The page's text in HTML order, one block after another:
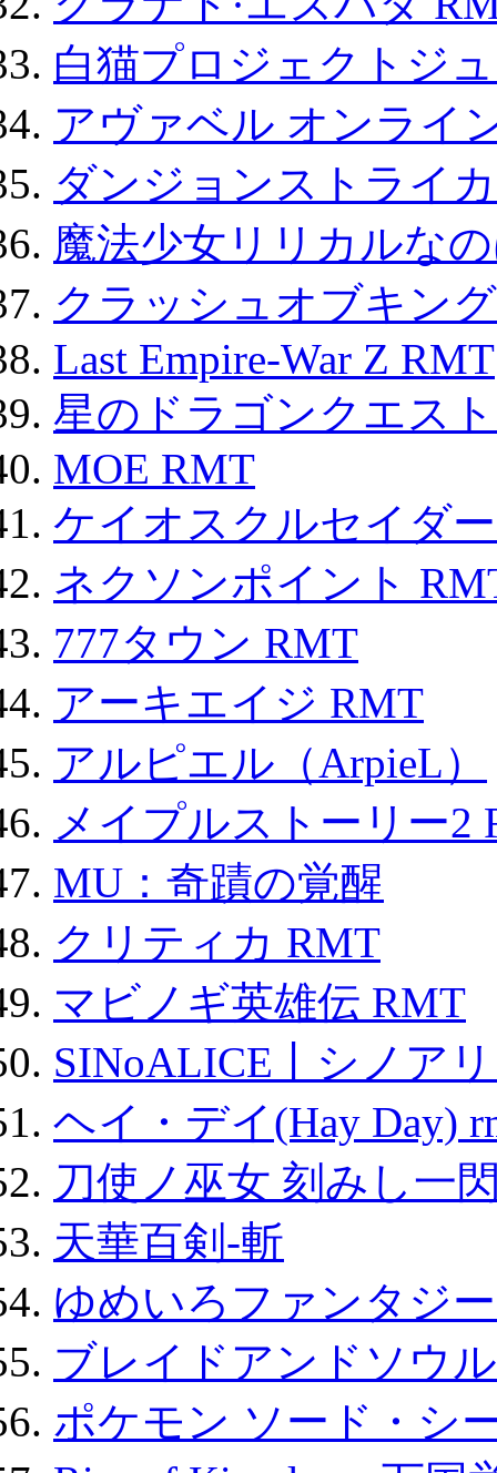
白猫プロジェクトジ
アヴァベル オンライ
ダンジョンストライ
魔法少女リリカルな
クラッシュオブキン
Last Empire-War Z RMT
星のドラゴンクエス
MOE RMT
ケイオスクルセイダ
ネクソンポイント
777タウン RMT
アーキエイジ RMT
アルピエル（ArpieL）
メイプルストーリー2
MU：奇蹟の覚醒
クリティカ RMT
マビノギ英雄伝 RMT
SINoALICE丨シノア
ヘイ・デイ(Hay Day)
刀使ノ巫女 刻みし一
天華百剣-斬
ゆめいろファンタジ
ブレイドアンドソウ
ポケモン ソード・シ